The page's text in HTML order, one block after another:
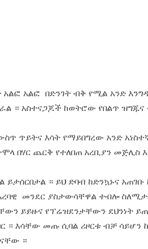
አልፎ በድንገት ብቅ የሚል አንድ እንግዳ
። አስተናጋጆች ከወትሮው የበልጥ
ጥይትና እሳት የማይበግረው አንድ
በሃር ጨርቅ የተለበጠ አረቢያን መጅሊስ
ይታሰርበታል ። ይህ ድባብ ከድንኳኑና
መንደር ያስታውሳቸዋል ተብሎ
ይይዙና የፕሬዝደንታቸውን ደህንነት
። እሳቸው መጡ ሲባል ሪዞርቱ ብቻ ሳይሆን
።